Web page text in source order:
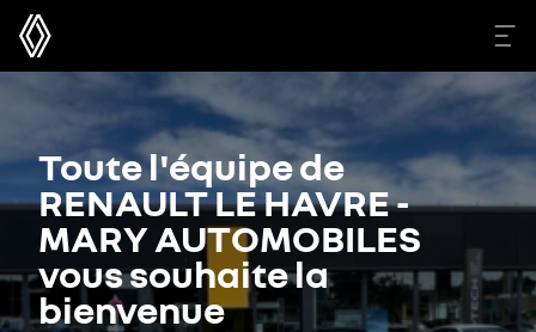
Toute l'équipe de
RENAULT LE HAVRE -
MARY AUTOMOBILES
vous souhaite la
bienvenue